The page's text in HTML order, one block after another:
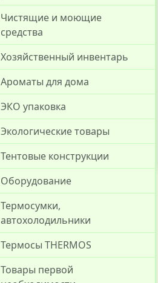
Чистящие и моющие
средства
Хозяйственный инвентарь
Ароматы для дома
ЭКО упаковка
Экологические товары
Тентовые конструкции
Оборудование
Термосумки,
автохолодильники
Термосы THERMOS
Товары первой